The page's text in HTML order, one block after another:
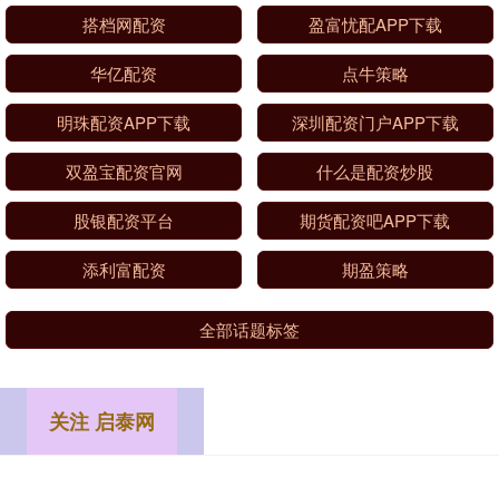
搭档网配资 盈富忧配APP下载
华亿配资 点牛策略
明珠配资APP下载 深圳配资门户APP下载
双盈宝配资官网 什么是配资炒股
股银配资平台 期货配资吧APP下载
添利富配资 期盈策略
全部话题标签
关注 启泰网